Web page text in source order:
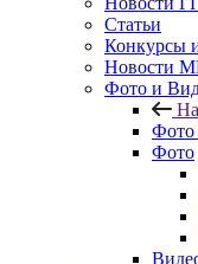
Статьи
Конкурсы
Новости
Фото и
Фото
Фото